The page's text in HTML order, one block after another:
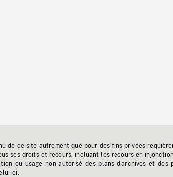
de ce site autrement que pour des fins privées
ses droits et recours, incluant les recours en
ou usage non autorisé des plans d'archives et des
ci.